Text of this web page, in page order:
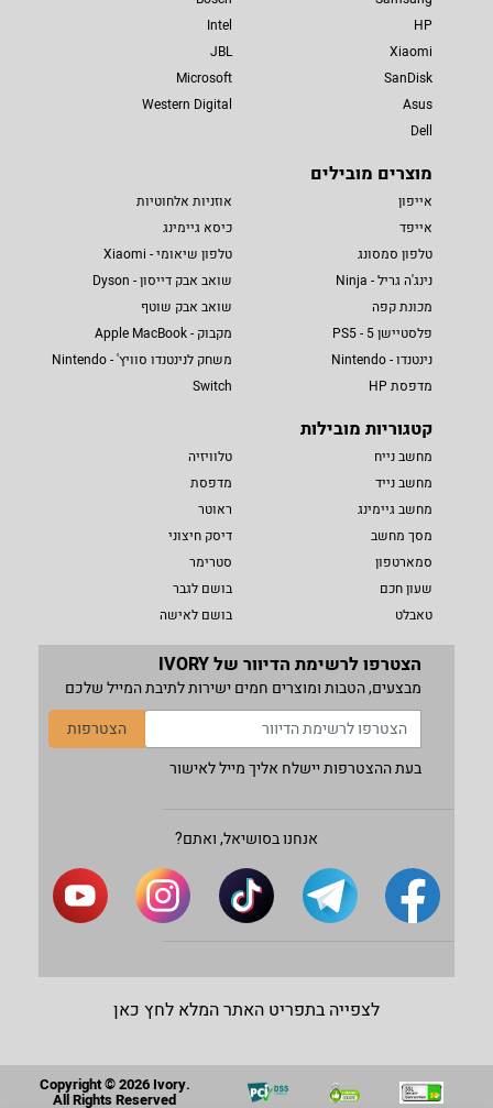
HP
Xiaomi
SanDisk
Asus
Dell
Intel
JBL
Microsoft
Western Digital
מוצרים מובילים
אייפון
אייפד
טלפון סמסונג
נינג'ה גריל - Ninja
מכונת קפה
פלסטיישן 5 - PS5
נינטנדו - Nintendo
מדפסת HP
אוזניות אלחוטיות
כיסא גיימינג
טלפון שיאומי - Xiaomi
שואב אבק דייסון - Dyson
שואב אבק שוטף
מקבוק - Apple MacBook
משחק לנינטנדו סוויץ' - Nintendo
Switch
קטגוריות מובילות
מחשב נייח
מחשב נייד
מחשב גיימינג
מסך מחשב
סמארטפון
שעון חכם
טאבלט
טלוויזיה
מדפסת
ראוטר
דיסק חיצוני
סטרימר
בושם לגבר
בושם לאישה
הצטרפו לרשימת הדיוור של IVORY
מבצעים, הטבות ומוצרים חמים ישירות לתיבת המייל שלכם
הצטרפות
בעת ההצטרפות יישלח אליך מייל לאישור
אנחנו בסושיאל, ואתם?
לצפייה בתפריט האתר המלא לחץ כאן
Copyright © 2026 Ivory.
All Rights Reserved